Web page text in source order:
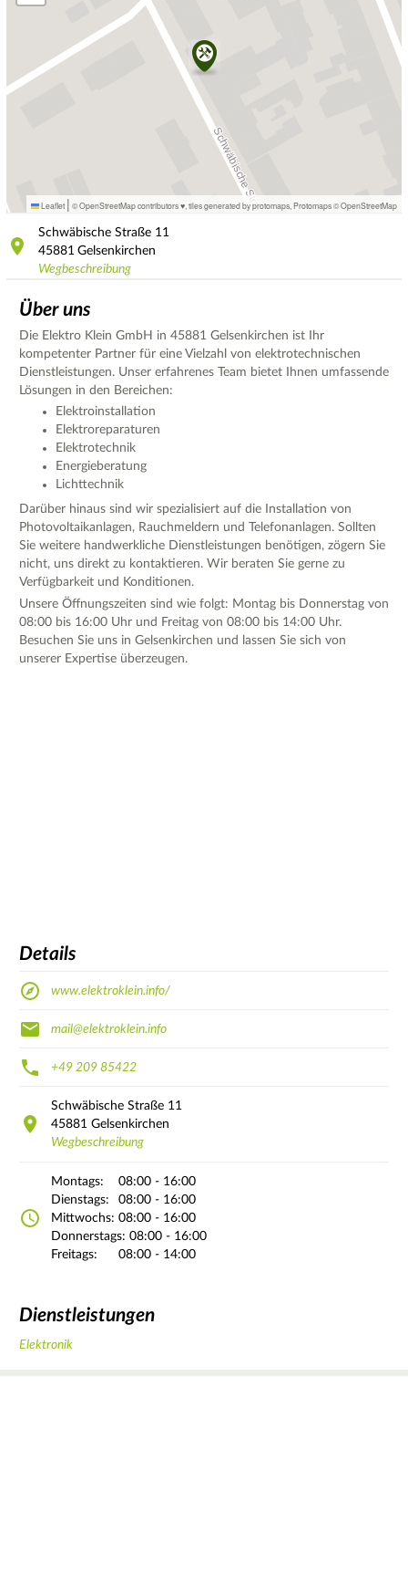
Leaflet | © OpenStreetMap contributors ♥, tiles generated by protomaps Protomaps©OpenStreetMap
Schwäbische Straße 11
45881 Gelsenkirchen
Wegbeschreibung
Über uns
Die Elektro Klein GmbH in 45881 Gelsenkirchen ist Ihr
kompetenter Partner für eine Vielzahl von elektrotechnischen
Dienstleistungen. Unser erfahrenes Team bietet Ihnen umfassende
Lösungen in den Bereichen:
Elektroinstallation
Elektroreparaturen
Elektrotechnik
Energieberatung
Lichttechnik
Darüber hinaus sind wir spezialisiert auf die Installation von
Photovoltaikanlagen, Rauchmeldern und Telefonanlagen. Sollten
Sie weitere handwerkliche Dienstleistungen benötigen, zögern Sie
nicht, uns direkt zu kontaktieren. Wir beraten Sie gerne zu
Verfügbarkeit und Konditionen.
Unsere Öffnungszeiten sind wie folgt: Montag bis Donnerstag von
08:00 bis 16:00 Uhr und Freitag von 08:00 bis 14:00 Uhr.
Besuchen Sie uns in Gelsenkirchen und lassen Sie sich von
unserer Expertise überzeugen.
Details
www.elektroklein.info/
mail@elektroklein.info
+49 209 85422
Schwäbische Straße 11
45881 Gelsenkirchen
Wegbeschreibung
Montags:
08:00 - 16:00
Dienstags:
08:00 - 16:00
Mittwochs: 08:00 - 16:00
Donnerstags: 08:00 - 16:00
Freitags:
08:00 - 14:00
Dienstleistungen
Elektronik